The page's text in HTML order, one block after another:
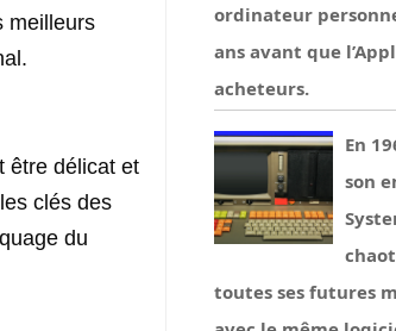
meilleurs
être délicat et
clés des
du
ordinateur
ans avant que
acheteurs.
En
son
toutes ses futures